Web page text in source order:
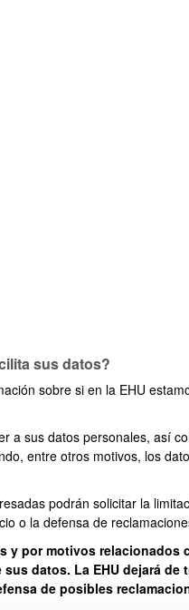
sus datos?
sobre si en la EHU
a sus datos personales, así
entre otros motivos, los
podrán solicitar la
o la defensa de
y por motivos
datos. La EHU dejará
de posibles